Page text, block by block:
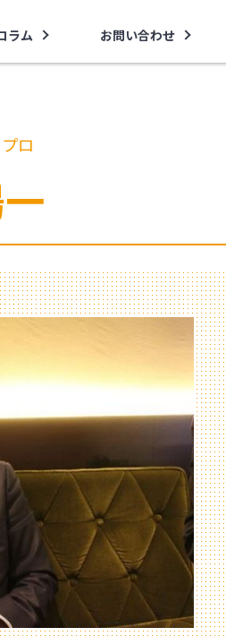
ラム お問い合わせ
ロ